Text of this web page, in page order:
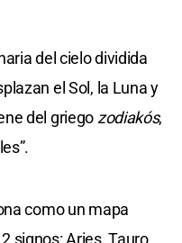
del cielo dividida
el Sol, la Luna y
del griego zodiakós,
como un mapa
signos: Aries, Tauro,